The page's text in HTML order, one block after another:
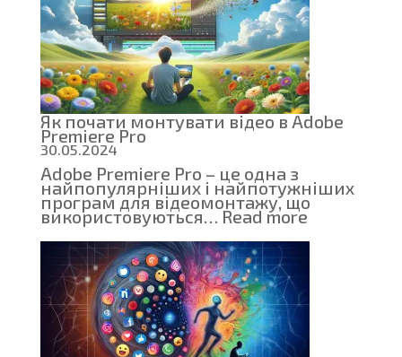
Як почати монтувати відео в Adobe
Premiere Pro
30.05.2024
Adobe Premiere Pro – це одна з
найпопулярніших і найпотужніших
програм для відеомонтажу, що
використовуються…Read more:
Як
почати
Adobe